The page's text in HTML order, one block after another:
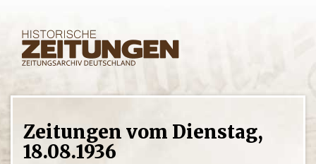
Zeitungen vom Dienstag,
18.08.1936